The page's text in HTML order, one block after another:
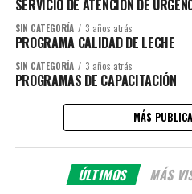
SERVICIO DE ATENCIÓN DE
SIN CATEGORÍA 3 años atrás
PROGRAMA CALIDAD DE LECHE
SIN CATEGORÍA 3 años atrás
PROGRAMAS DE CAPACITACIÓN
MÁS
ÚLTIMOS MÁS